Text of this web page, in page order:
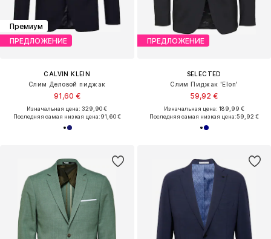
Премиум
ПРЕДЛОЖЕНИЕ
CALVIN KLEIN
Слим Деловой пиджак
91,60 €
Изначальная цена: 329,90 €
Последняя самая низкая цена:91,60 €
ПРЕДЛОЖЕНИЕ
SELECTED
Слим Пиджак 'Elon'
59,92 €
Изначальная цена: 189,99 €
Последняя самая низкая цена:59,92 €